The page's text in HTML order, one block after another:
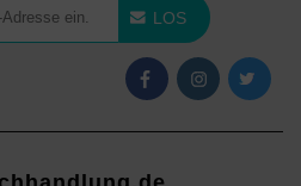
LOS